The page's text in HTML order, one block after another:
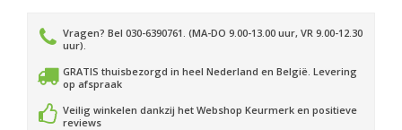
Vragen? Bel 030-6390761. (MA-DO 9.00-13.00 uur, VR 9.00-12.30
uur).
GRATIS thuisbezorgd in heel Nederland en België. Levering
op afspraak
Veilig winkelen dankzij het Webshop Keurmerk en positieve
reviews